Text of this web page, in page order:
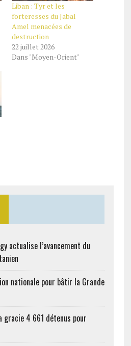
Liban : Tyr et les
forteresses du Jabal
Amel menacées de
destruction
22 juillet 2026
Dans "Moyen-Orient"
actualise l’avancement du
nationale pour bâtir la Grande
gracie 4 661 détenus pour